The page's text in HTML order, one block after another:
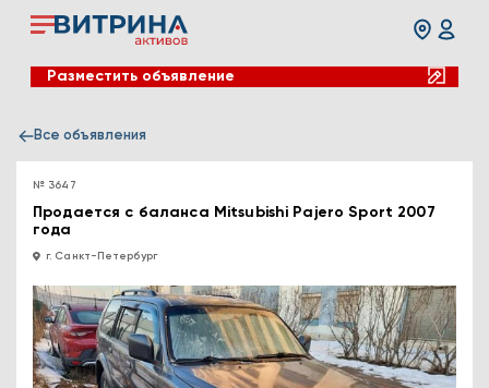
Разместить объявление
Все объявления
№ 3647
Продается с баланса Mitsubishi Pajero Sport 2007
года
г. Санкт-Петербург